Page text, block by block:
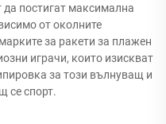
да постигат максимална
от околните
за ракети за плажен
играчи, които изискват
за този вълнуващ и
се спорт.